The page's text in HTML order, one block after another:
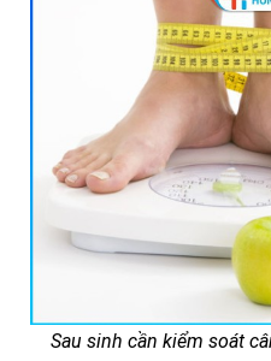
Sau sinh cần kiểm soát